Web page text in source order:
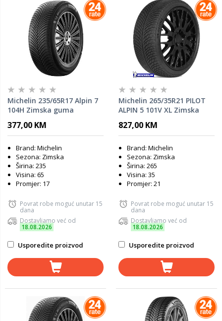
Michelin 235/65R17 Alpin 7
104H Zimska guma
377,00 KM
Brand: Michelin
Sezona: Zimska
Širina: 235
Visina: 65
Promjer: 17
Povrat robe moguć unutar 15
dana
Dostavljamo već od
18.08.2026
Usporedite proizvod
Michelin 265/35R21 PILOT
ALPIN 5 101V XL Zimska
827,00 KM
Brand: Michelin
Sezona: Zimska
Širina: 265
Visina: 35
Promjer: 21
Povrat robe moguć unutar 15
dana
Dostavljamo već od
18.08.2026
Usporedite proizvod